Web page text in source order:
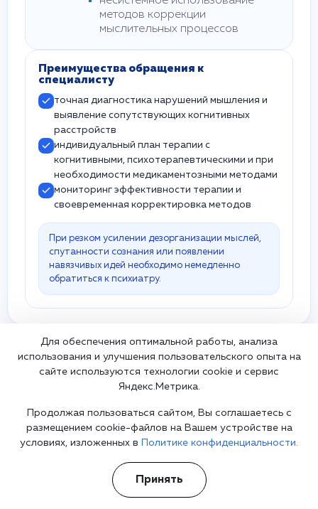
методов коррекции
мыслительных процессов
Преимущества обращения к
специалисту
точная диагностика нарушений мышления и
выявление сопутствующих когнитивных
расстройств
индивидуальный план терапии с
когнитивными, психотерапевтическими и при
необходимости медикаментозными методами
мониторинг эффективности терапии и
своевременная корректировка методов
При резком усилении дезорганизации мыслей,
спутанности сознания или появлении
навязчивых идей необходимо немедленно
обратиться к психиатру.
Врач, оказывающий услугу
Шуров Василий Александрович
– главный врач, врач-нарколог,
психиатр, психотерапевт, один из самых опытных и
известных психиатров-наркологов в Москве и
России. Более 15 лет он занимается реабилитацией
наркоманов и алкоголиков, проводит диагностику и
Для обеспечения оптимальной работы, анализа
использования и улучшения пользовательского опыта на
сайте используются технологии cookie и сервис
Яндекс.Метрика.
Продолжая пользоваться сайтом, Вы соглашаетесь с
размещением cookie-файлов на Вашем устройстве на
условиях, изложенных в
Политике конфиденциальности.
Принять